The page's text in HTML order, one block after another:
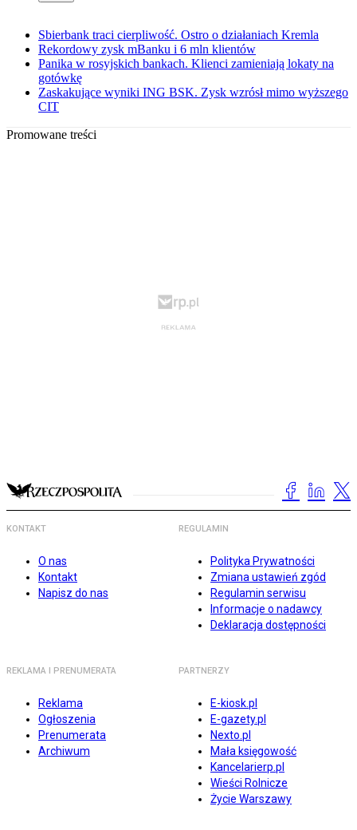
Sbierbank traci cierpliwość. Ostro o działaniach Kremla
Rekordowy zysk mBanku i 6 mln klientów
Panika w rosyjskich bankach. Klienci zamieniają lokaty na
gotówkę
Zaskakujące wyniki ING BSK. Zysk wzrósł mimo wyższego
CIT
Promowane treści
KONTAKT
O nas
Kontakt
Napisz do nas
REGULAMIN
Polityka Prywatności
Zmiana ustawień zgód
Regulamin serwisu
Informacje o nadawcy
Deklaracja dostępności
REKLAMA I PRENUMERATA
Reklama
Ogłoszenia
Prenumerata
Archiwum
PARTNERZY
E-kiosk.pl
E-gazety.pl
Nexto.pl
Mała księgowość
Kancelarierp.pl
Wieści Rolnicze
Życie Warszawy